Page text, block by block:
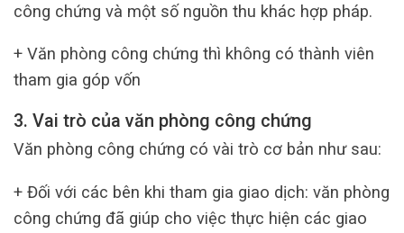
công chứng và một số nguồn thu khác hợp pháp.
+ Văn phòng công chứng thì không có thành viên
tham gia góp vốn
3. Vai trò của văn phòng công chứng
Văn phòng công chứng có vài trò cơ bản như sau:
+ Đối với các bên khi tham gia giao dịch: văn phòng
công chứng đã giúp cho việc thực hiện các giao